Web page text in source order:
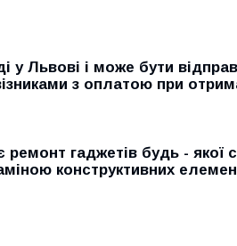
у Львові і може бути
з оплатою при
гаджетів будь - якої
конструктивних